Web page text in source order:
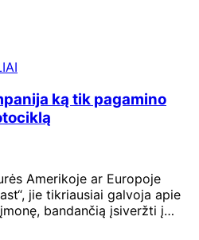
ką tik pagamino
Amerikoje ar Europoje
jie tikriausiai galvoja apie
bandančią įsiveržti į…